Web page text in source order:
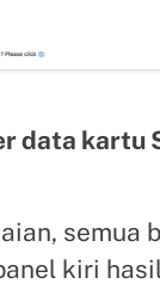
data kartu
semua
kiri